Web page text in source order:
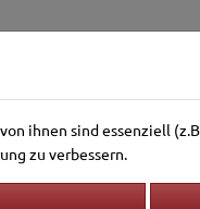
ihnen sind essenziell
zu verbessern.